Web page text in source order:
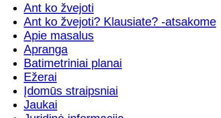
Ant ko žvejoti
Ant ko žvejoti? Klausiate? -atsakome
Apie masalus
Apranga
Batimetriniai planai
Ežerai
Įdomūs straipsniai
Jaukai